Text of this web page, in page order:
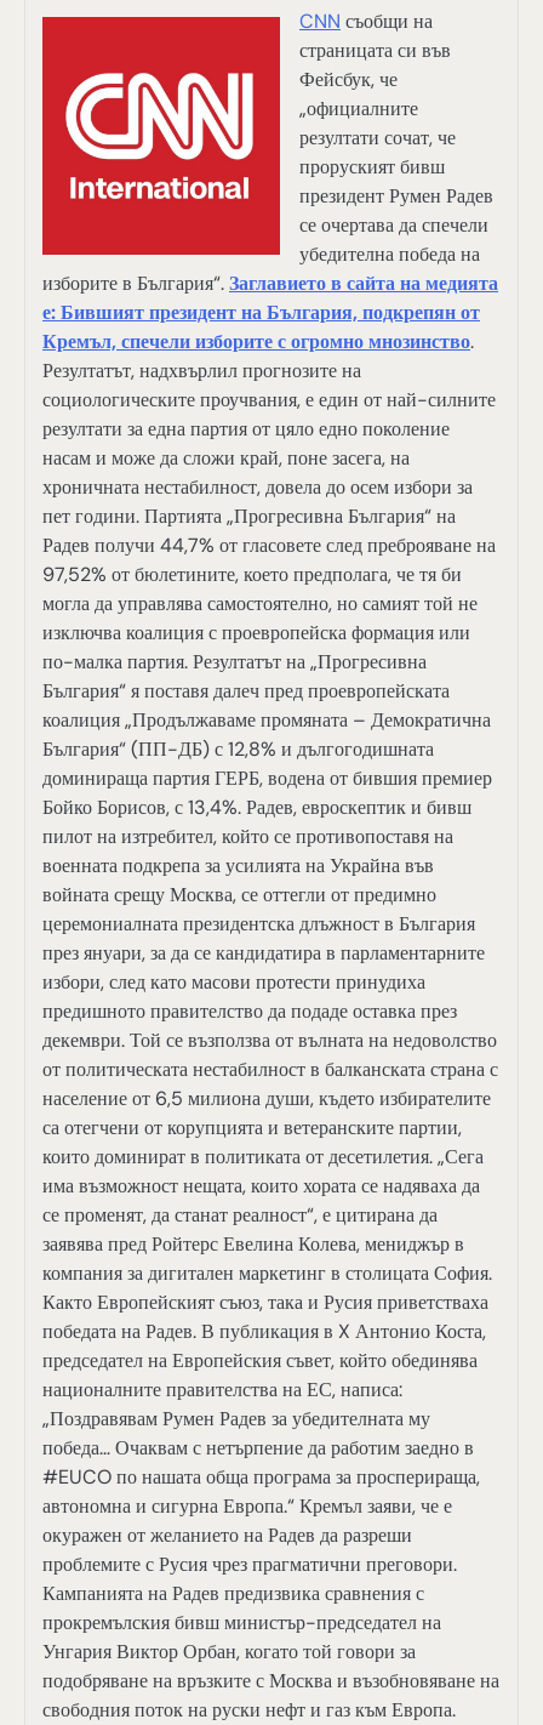
CNN съобщи на
страницата си във
Фейсбук, че
„официалните
резултати сочат, че
проруският бивш
президент Румен Радев
се очертава да спечели
убедителна победа на
изборите в България“.Заглавието в сайта на медията
е:Бившият президент на България, подкрепян от
Кремъл, спечели изборите с огромно мнозинство.
Резултатът, надхвърлил прогнозите на
социологическите проучвания, е един от най-силните
резултати за една партия от цяло едно поколение
насам и може да сложи край, поне засега, на
хроничната нестабилност, довела до осем избори за
пет години. Партията „Прогресивна България“ на
Радев получи 44,7% от гласовете след преброяване на
97,52% от бюлетините, което предполага, че тя би
могла да управлява самостоятелно, но самият той не
изключва коалиция с проевропейска формация или
по-малка партия. Резултатът на „Прогресивна
България“ я поставя далеч пред проевропейската
коалиция „Продължаваме промяната – Демократична
България“ (ПП-ДБ) с 12,8% и дългогодишната
доминираща партия ГЕРБ, водена от бившия премиер
Бойко Борисов, с 13,4%. Радев, евроскептик и бивш
пилот на изтребител, който се противопоставя на
военната подкрепа за усилията на Украйна във
войната срещу Москва, се оттегли от предимно
церемониалната президентска длъжност в България
през януари, за да се кандидатира в парламентарните
избори, след като масови протести принудиха
предишното правителство да подаде оставка през
декември. Той се възползва от вълната на недоволство
от политическата нестабилност в балканската страна с
население от 6,5 милиона души, където избирателите
са отегчени от корупцията и ветеранските партии,
които доминират в политиката от десетилетия. „Сега
има възможност нещата, които хората се надяваха да
се променят, да станат реалност“, е цитирана да
заявява пред Ройтерс Евелина Колева, мениджър в
компания за дигитален маркетинг в столицата София.
Както Европейският съюз, така и Русия приветстваха
победата на Радев. В публикация в X Антонио Коста,
председател на Европейския съвет, който обединява
националните правителства на ЕС, написа:
„Поздравявам Румен Радев за убедителната му
победа… Очаквам с нетърпение да работим заедно в
#EUCO по нашата обща програма за просперираща,
автономна и сигурна Европа.“ Кремъл заяви, че е
окуражен от желанието на Радев да разреши
проблемите с Русия чрез прагматични преговори.
Кампанията на Радев предизвика сравнения с
прокремълския бивш министър-председател на
Унгария Виктор Орбан, когато той говори за
подобряване на връзките с Москва и възобновяване на
свободния поток на руски нефт и газ към Европа.